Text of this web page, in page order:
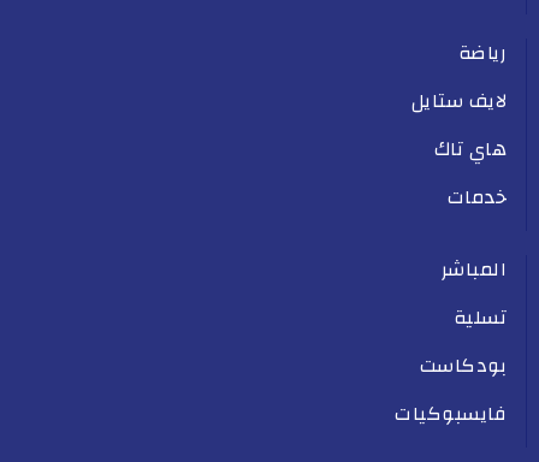
رياضة
لايف ستايل
هاي تاك
خدمات
المباشر
تسلية
بودكاست
فايسبوكيات